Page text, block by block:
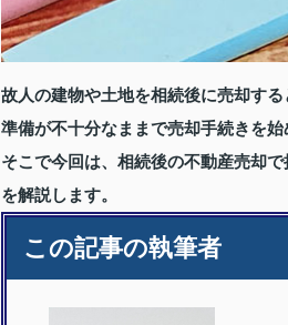
故人の建物や土地を相続後に売却す
準備が不十分なままで売却手続きを
そこで今回は、相続後の不動産売却
を解説します。
この記事の執筆者